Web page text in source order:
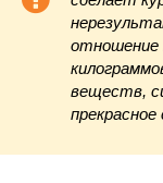
отношение
веществ,